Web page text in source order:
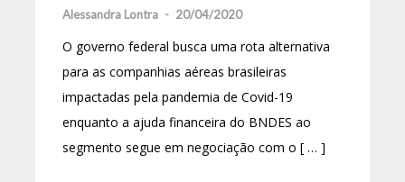
Alessandra Lontra - 20/04/2020
O governo federal busca uma rota alternativa
para as companhias aéreas brasileiras
impactadas pela pandemia de Covid-19
enquanto a ajuda financeira do BNDES ao
segmento segue em negociação com o [ … ]